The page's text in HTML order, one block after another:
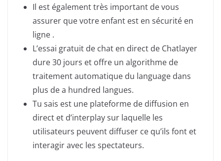
Il est également très important de vous
assurer que votre enfant est en sécurité en
ligne .
L’essai gratuit de chat en direct de Chatlayer
dure 30 jours et offre un algorithme de
traitement automatique du language dans
plus de a hundred langues.
Tu sais est une plateforme de diffusion en
direct et d’interplay sur laquelle les
utilisateurs peuvent diffuser ce qu’ils font et
interagir avec les spectateurs.